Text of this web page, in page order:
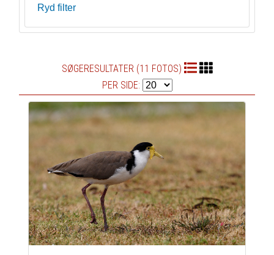
Ryd filter
SØGERESULTATER (11 FOTOS)
PER SIDE: